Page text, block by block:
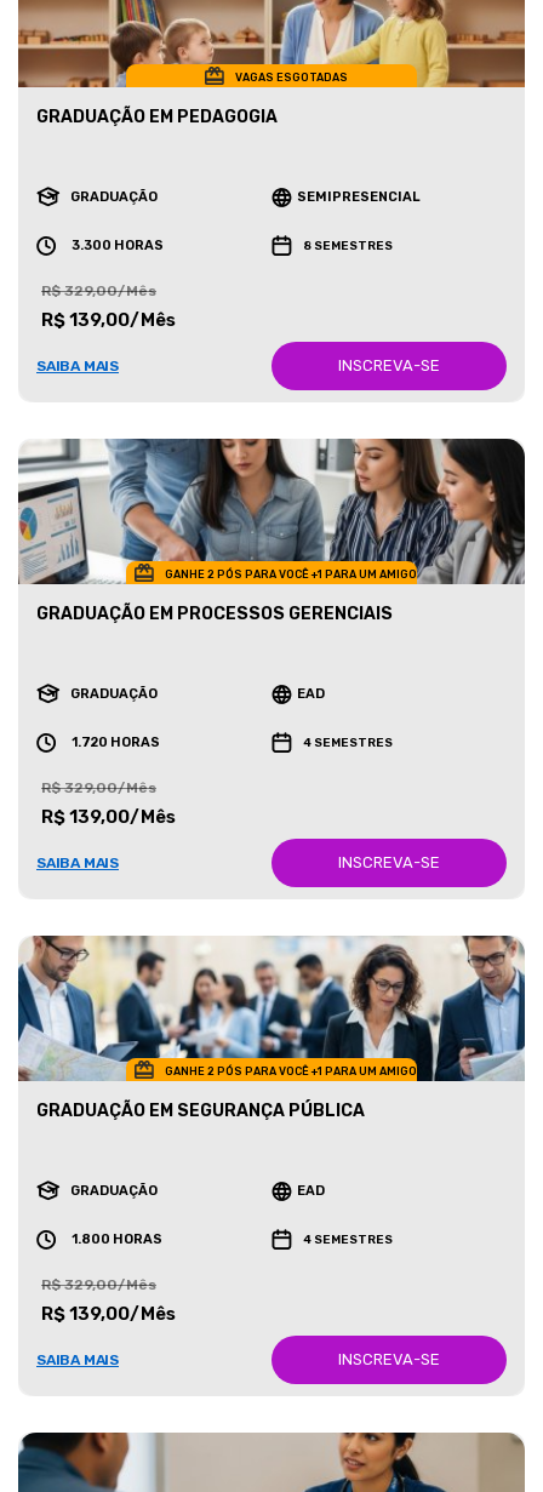
VAGAS ESGOTADAS
GRADUAÇÃO EM PEDAGOGIA
GRADUAÇÃO SEMIPRESENCIAL
3.300 HORAS 8 SEMESTRES
R$ 329,00/Mês
R$ 139,00/Mês
SAIBA MAIS INSCREVA-SE
GANHE 2 PÓS PARA VOCÊ +1 PARA UM AMIGO
GRADUAÇÃO EM PROCESSOS GERENCIAIS
GRADUAÇÃO EAD
1.720 HORAS 4 SEMESTRES
R$ 329,00/Mês
R$ 139,00/Mês
SAIBA MAIS INSCREVA-SE
GANHE 2 PÓS PARA VOCÊ +1 PARA UM AMIGO
GRADUAÇÃO EM SEGURANÇA PÚBLICA
GRADUAÇÃO EAD
1.800 HORAS 4 SEMESTRES
R$ 329,00/Mês
R$ 139,00/Mês
SAIBA MAIS INSCREVA-SE